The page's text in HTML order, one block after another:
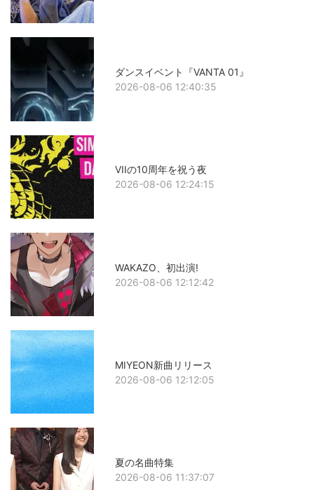
ダンスイベント『VANTA 01』
2026-08-06 12:40:35
VIIの10周年を祝う夜
2026-08-06 12:24:15
WAKAZO、初出演!
2026-08-06 12:12:42
MIYEON新曲リリース
2026-08-06 12:12:05
夏の名曲特集
2026-08-06 11:37:07